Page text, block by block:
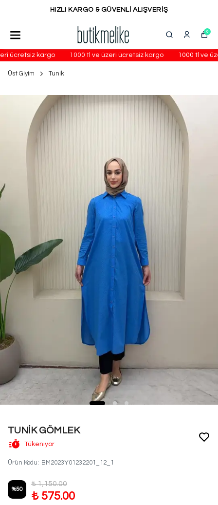
HIZLI KARGO & GÜVENLİ ALIŞVERİŞ
0
ücretsiz kargo 1000 tl ve üzeri ücretsiz kargo 1000 tl ve
Üst Giyim Tunik
TUNİK GÖMLEK
Tükeniyor
Ürün Kodu: BM2023Y01232201_12_1
%50
₺ 1,150.00
₺ 575.00